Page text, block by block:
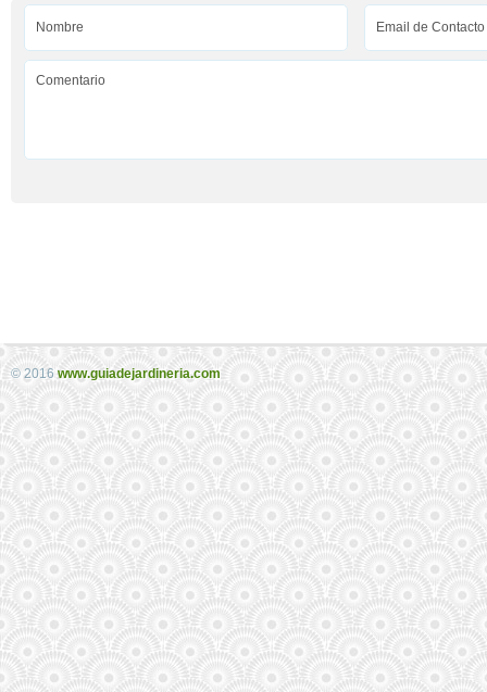
© 2016www.guiadejardineria.com